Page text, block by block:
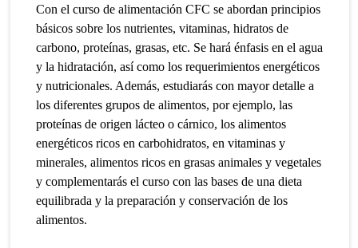
Con el curso de alimentación CFC se abordan principios
básicos sobre los nutrientes, vitaminas, hidratos de
carbono, proteínas, grasas, etc. Se hará énfasis en el agua
y la hidratación, así como los requerimientos energéticos
y nutricionales. Además, estudiarás con mayor detalle a
los diferentes grupos de alimentos, por ejemplo, las
proteínas de origen lácteo o cárnico, los alimentos
energéticos ricos en carbohidratos, en vitaminas y
minerales, alimentos ricos en grasas animales y vegetales
y complementarás el curso con las bases de una dieta
equilibrada y la preparación y conservación de los
alimentos.